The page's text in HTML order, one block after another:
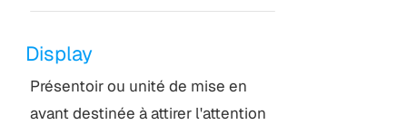
Display
Présentoir ou unité de mise en
avant destinée à attirer l'attention